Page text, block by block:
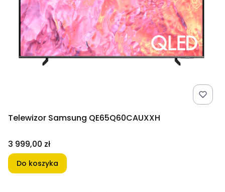
Telewizor Samsung QE65Q60CAUXXH
Cena
3 999,00 zł
Do koszyka